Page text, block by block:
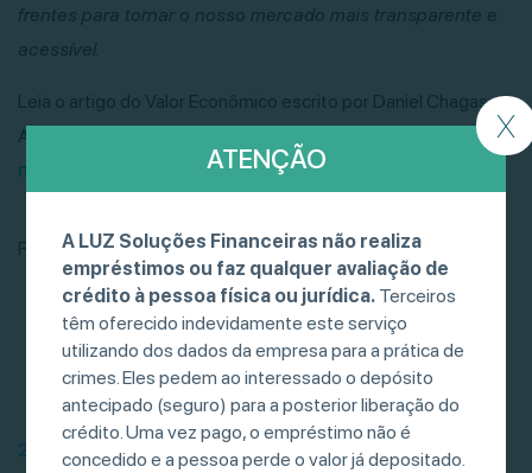
ATENÇÃO
X
A LUZ Soluções Financeiras não realiza
empréstimos ou faz qualquer avaliação de
crédito à pessoa física ou jurídica. Terceiros
têm oferecido indevidamente este serviço
utilizando dos dados da empresa para a prática de
crimes. Eles pedem ao interessado o depósito
antecipado (seguro) para a posterior liberação do
crédito. Uma vez pago, o empréstimo não é
concedido e a pessoa perde o valor já depositado.
frentes para tornar o nosso mercado mais transparente e
acessível.
Leia o artigo do Valor Econômico escrito por Daniel Chagas –
Analista de pesquisa de desenvolvimento da LUZ,
clicando
neste link
Fonte: Valor Econômico
21/07/26